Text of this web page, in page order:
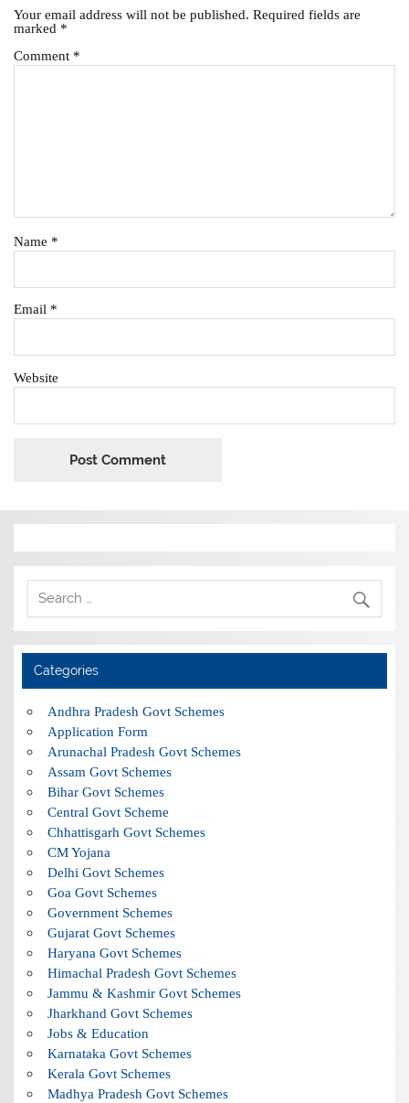
Your email address will not be published. Required fields are
marked *
Comment *
Name *
Email *
Website
Categories
Andhra Pradesh Govt Schemes
Application Form
Arunachal Pradesh Govt Schemes
Assam Govt Schemes
Bihar Govt Schemes
Central Govt Scheme
Chhattisgarh Govt Schemes
CM Yojana
Delhi Govt Schemes
Goa Govt Schemes
Government Schemes
Gujarat Govt Schemes
Haryana Govt Schemes
Himachal Pradesh Govt Schemes
Jammu & Kashmir Govt Schemes
Jharkhand Govt Schemes
Jobs & Education
Karnataka Govt Schemes
Kerala Govt Schemes
Madhya Pradesh Govt Schemes